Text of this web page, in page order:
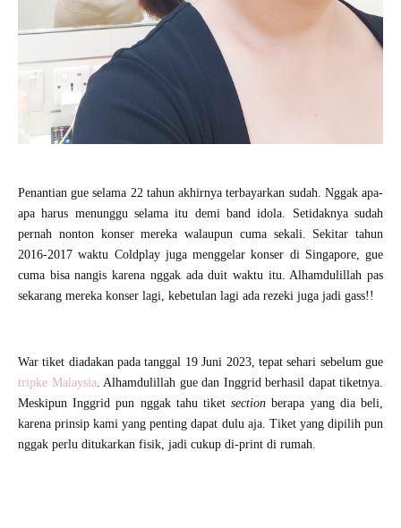
Penantian gue selama 22 tahun akhirnya terbayarkan sudah. Nggak apa-
apa harus menunggu selama itu demi band idola. Setidaknya sudah
pernah nonton konser mereka walaupun cuma sekali. Sekitar tahun
2016-2017 waktu Coldplay juga menggelar konser di Singapore, gue
cuma bisa nangis karena nggak ada duit waktu itu. Alhamdulillah pas
sekarang mereka konser lagi, kebetulan lagi ada rezeki juga jadi gass!!
War tiket diadakan pada tanggal 19 Juni 2023, tepat sehari sebelum gue
tripke Malaysia . Alhamdulillah gue dan Inggrid berhasil dapat tiketnya.
Meskipun Inggrid pun nggak tahu tiketsection berapa yang dia beli,
karena prinsip kami yang penting dapat dulu aja. Tiket yang dipilih pun
nggak perlu ditukarkan fisik, jadi cukup di-print di rumah.